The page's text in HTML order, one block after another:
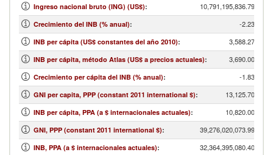
Ingreso nacional bruto (ING) (US$): 10,791,195,836.79
Crecimiento del INB (% anual): -2.23
INB per cápita (US$ constantes del año 2010): 3,588.27
INB per cápita, método Atlas (US$ a precios actuales): 3,690.00
Crecimiento per cápita del INB (% anual): -1.83
GNI per capita, PPP (constant 2011 international $): 13,125.70
INB per cápita, PPA (a $ internacionales actuales): 10,820.00
GNI, PPP (constant 2011 international $): 39,276,020,073.99
INB, PPA (a $ internacionales actuales): 32,364,395,080.40